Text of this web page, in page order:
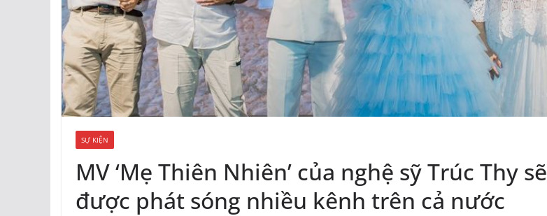
SỰ KIỆN
MV ‘Mẹ Thiên Nhiên’ của nghệ sỹ Trúc Thy sẽ
được phát sóng nhiều kênh trên cả nước